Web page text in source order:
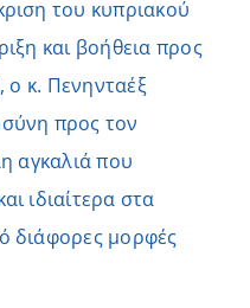
του κυπριακού
και βοήθεια προς
ο κ. Πενηνταέξ
προς τον
αγκαλιά που
ιδιαίτερα στα
διάφορες μορφές